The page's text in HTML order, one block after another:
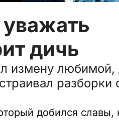
дичь
измену любимой,
разборки
добился славы,